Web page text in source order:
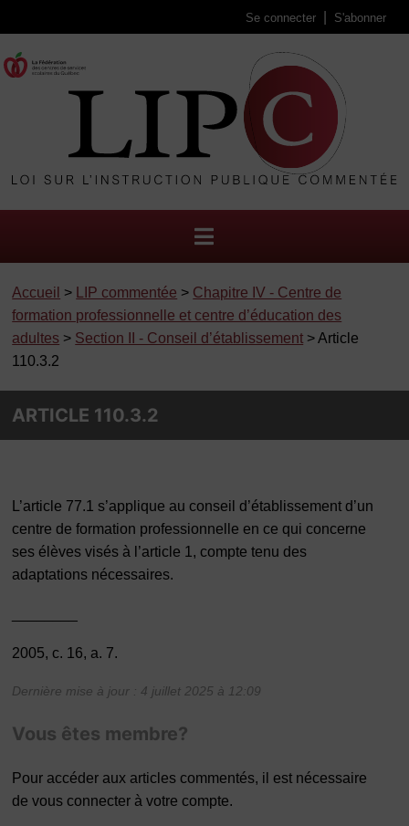
Se connecter S'abonner
Accueil > LIP commentée > Chapitre IV - Centre de
formation professionnelle et centre d’éducation des
adultes > Section II - Conseil d’établissement > Article
110.3.2
ARTICLE 110.3.2
L’article 77.1 s’applique au conseil d’établissement d’un
centre de formation professionnelle en ce qui concerne
ses élèves visés à l’article 1, compte tenu des
adaptations nécessaires.
2005, c. 16, a. 7.
Dernière mise à jour : 4 juillet 2025 à 12:09
Vous êtes membre?
Pour accéder aux articles commentés, il est nécessaire
de vous connecter à votre compte.